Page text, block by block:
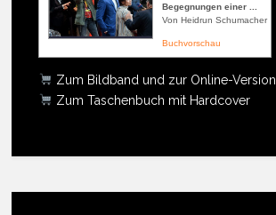
Begegnungen einer ...
Von Heidrun Schumacher
Buchvorschau
Zum Bildband und zur Online-Version
Zum Taschenbuch mit Hardcover